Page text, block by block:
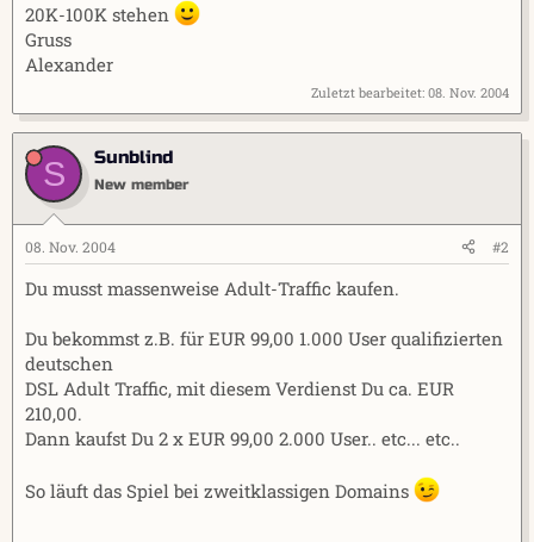
20K-100K stehen
Gruss
Alexander
Zuletzt bearbeitet: 08. Nov. 2004
S Sunblind
New member
08. Nov. 2004 #2
Du musst massenweise Adult-Traffic kaufen.
Du bekommst z.B. für EUR 99,00 1.000 User qualifizierten
deutschen
DSL Adult Traffic, mit diesem Verdienst Du ca. EUR
210,00.
Dann kaufst Du 2 x EUR 99,00 2.000 User.. etc... etc..
So läuft das Spiel bei zweitklassigen Domains